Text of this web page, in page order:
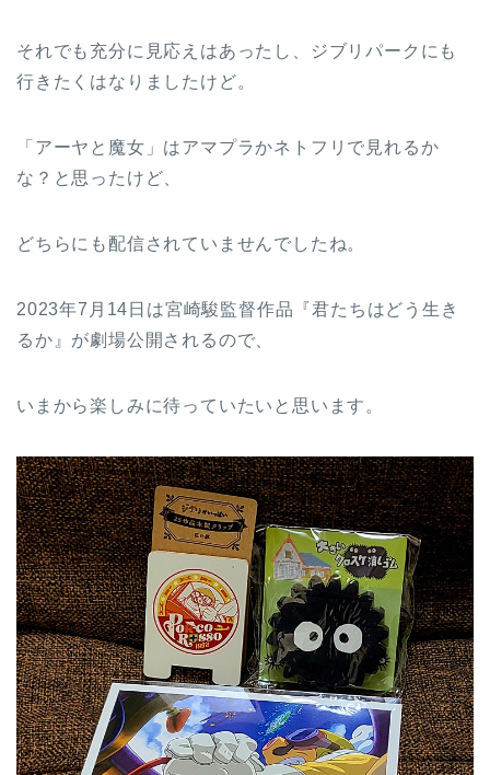
それでも充分に見応えはあったし、ジブリパークにも
行きたくはなりましたけど。
「アーヤと魔女」はアマプラかネトフリで見れるか
な？と思ったけど、
どちらにも配信されていませんでしたね。
2023年7月14日は宮崎駿監督作品『君たちはどう生き
るか』が劇場公開されるので、
いまから楽しみに待っていたいと思います。